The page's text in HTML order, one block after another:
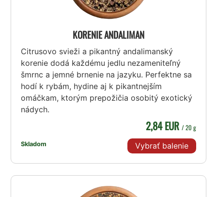
KORENIE ANDALIMAN
Citrusovo svieži a pikantný andalimanský
korenie dodá každému jedlu nezameniteľný
šmrnc a jemné brnenie na jazyku. Perfektne sa
hodí k rybám, hydine aj k pikantnejším
omáčkam, ktorým prepožičia osobitý exotický
nádych.
Skladom
2,84 EUR / 20 g
Vybrať balenie